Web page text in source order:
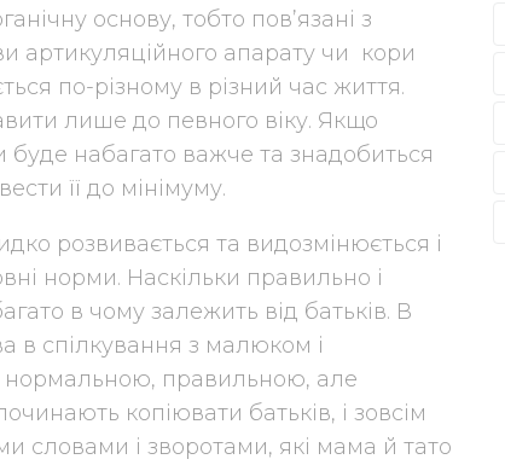
основу, тобто пов’язані з
артикуляційного апарату чи кори
по-різному в різний час життя.
лише до певного віку. Якщо
набагато важче та знадобиться
її до мінімуму.
розвивається та видозмінюється і
норми. Наскільки правильно і
в чому залежить від батьків. В
в спілкування з малюком і
нормальною, правильною, але
копіювати батьків, і зовсім
словами і зворотами, які мама й тато